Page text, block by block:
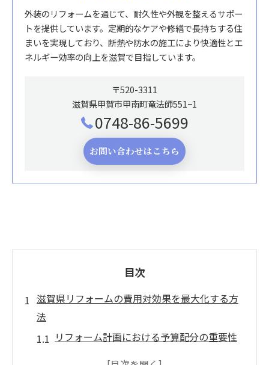
外装のリフォームを通じて、耐久性や外観を整えるサポー
トを提供しています。定期的なケアや修繕で長持ちする住
まいを実現しており、断熱や防水の施工により快適性とエ
ネルギー効率の向上を滋賀で目指しています。
〒520-3311
滋賀県甲賀市甲南町竜法師551−1
0748-86-5699
お問い合わせはこちら
目次
滋賀県リフォームの費用対効果を最大化する方
法
リフォーム計画における予算配分の重要性
地域の業者を選ぶメリットと注意点